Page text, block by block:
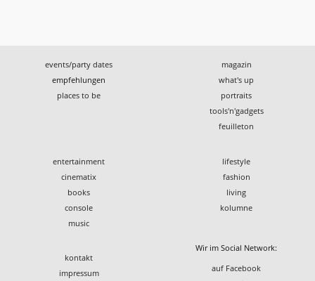
events/party dates
empfehlungen
places to be
magazin
what's up
portraits
tools'n'gadgets
feuilleton
entertainment
cinematix
books
console
music
lifestyle
fashion
living
kolumne
kontakt
impressum
Wir im Social Network:
auf Facebook